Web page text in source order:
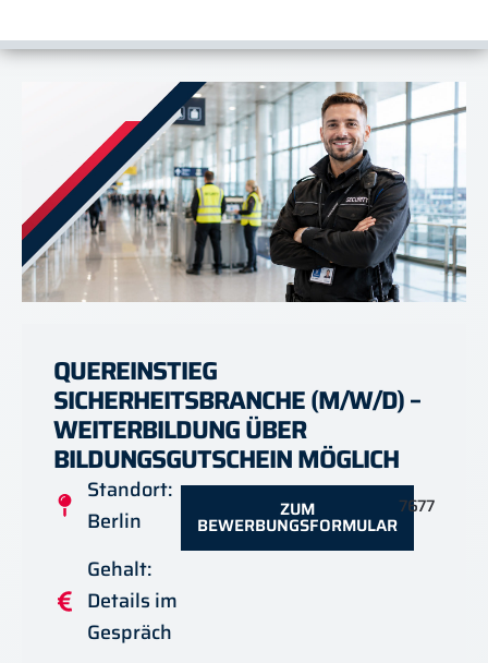
QUEREINSTIEG
SICHERHEITSBRANCHE (M/W/D) –
WEITERBILDUNG ÜBER
BILDUNGSGUTSCHEIN MÖGLICH
Standort:
Berlin
Gehalt:
Details im
Gespräch
ZUM
BEWERBUNGSFORMULAR
7677